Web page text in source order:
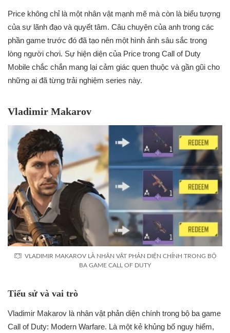
Price không chỉ là một nhân vật mạnh mẽ mà còn là biểu tượng
của sự lãnh đạo và quyết tâm. Câu chuyện của anh trong các
phần game trước đó đã tạo nên một hình ảnh sâu sắc trong
lòng người chơi. Sự hiện diện của Price trong Call of Duty
Mobile chắc chắn mang lại cảm giác quen thuộc và gần gũi cho
những ai đã từng trải nghiệm series này.
Vladimir Makarov
VLADIMIR MAKAROV LÀ NHÂN VẬT PHẢN DIỆN CHÍNH TRONG BỘ
BA GAME CALL OF DUTY
Tiểu sử và vai trò
Vladimir Makarov là nhân vật phản diện chính trong bộ ba game
Call of Duty: Modern Warfare. Là một kẻ khủng bố nguy hiểm,